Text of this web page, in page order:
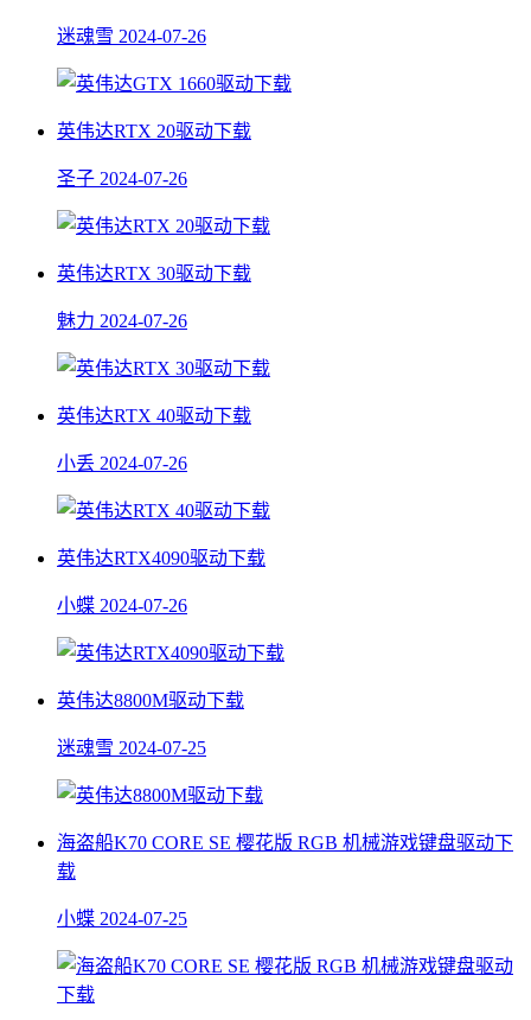
迷魂雪 2024-07-26
英伟达RTX 20驱动下载
圣子 2024-07-26
英伟达RTX 30驱动下载
魅力 2024-07-26
英伟达RTX 40驱动下载
小丢 2024-07-26
英伟达RTX4090驱动下载
小蝶 2024-07-26
英伟达8800M驱动下载
迷魂雪 2024-07-25
海盗船K70 CORE SE 樱花版 RGB 机械游戏键盘驱动下
载
小蝶 2024-07-25